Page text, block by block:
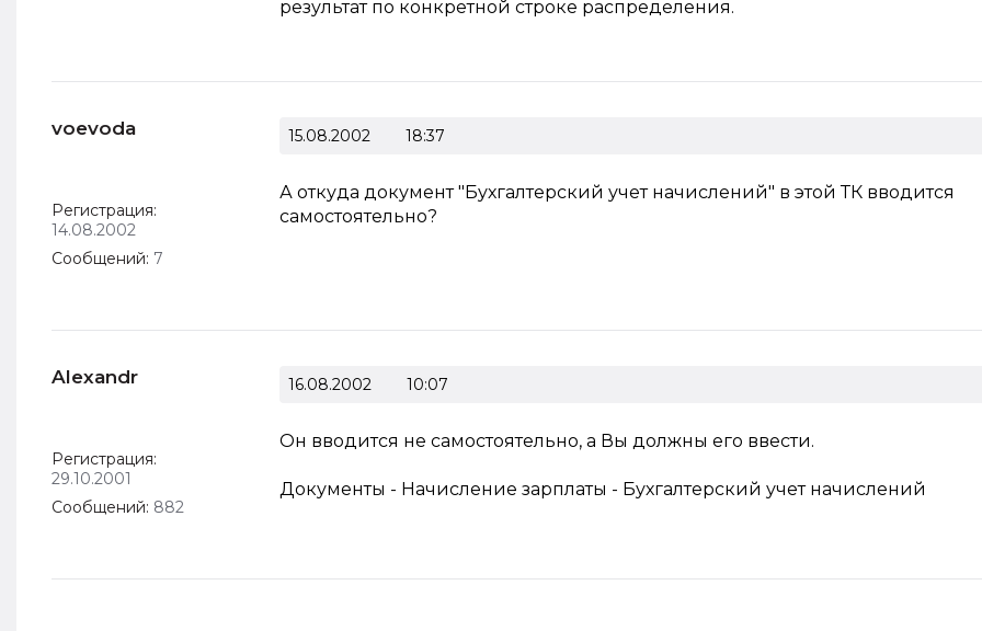
результат по конкретной строке распределения.
voevoda
Регистрация:
14.08.2002
Сообщений: 7
15.08.2002 18:37
А откуда документ "Бухгалтерский учет начислений" в этой ТК вводится
самостоятельно?
Alexandr
Регистрация:
29.10.2001
Сообщений: 882
16.08.2002 10:07
Он вводится не самостоятельно, а Вы должны его ввести.
Документы - Начисление зарплаты - Бухгалтерский учет начислений